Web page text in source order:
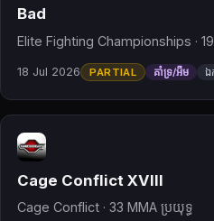
Bad
Elite Fighting Championships ·
18 Jul 2026 PARTIAL គាំទ្រ/អឹម ឯ
Cage Conflict XVIII
Cage Conflict · 33 MMA ប្រយុទ្ធ